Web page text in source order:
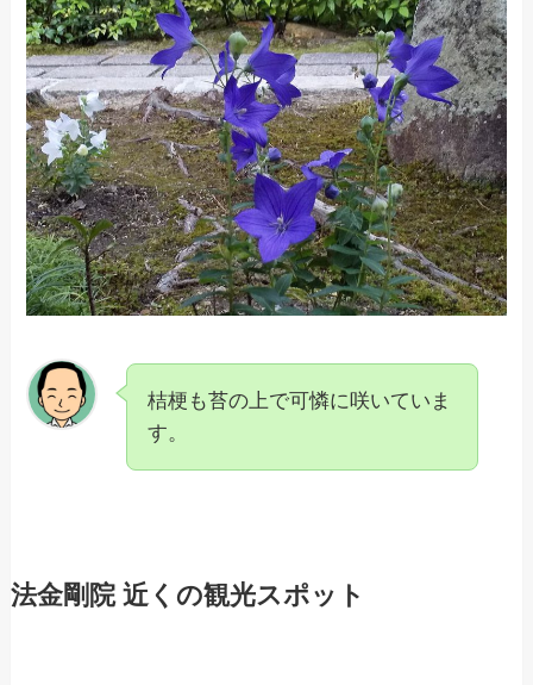
桔梗も苔の上で可憐に咲いていま
す。
法金剛院 近くの観光スポット